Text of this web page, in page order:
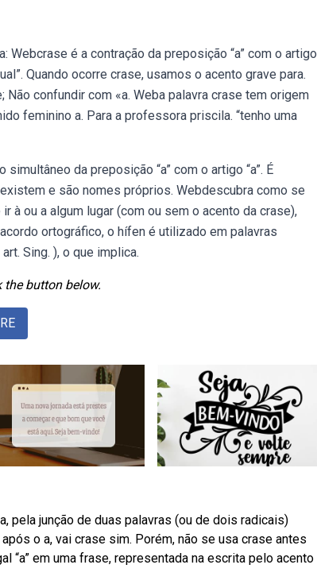
é a contração da preposição “a” com o artigo
Quando ocorre crase, usamos o acento grave para.
confundir com «a. Weba palavra crase tem origem
feminino a. Para a professora priscila. “tenho uma
da preposição “a” com o artigo “a”. É
e são nomes próprios. Webdescubra como se
ou a algum lugar (com ou sem o acento da crase),
ortográfico, o hífen é utilizado em palavras
Sing. ), o que implica.
button below.
pela junção de duas palavras (ou de dois radicais)
o a, vai crase sim. Porém, não se usa crase antes
“a” em uma frase, representada na escrita pelo acento